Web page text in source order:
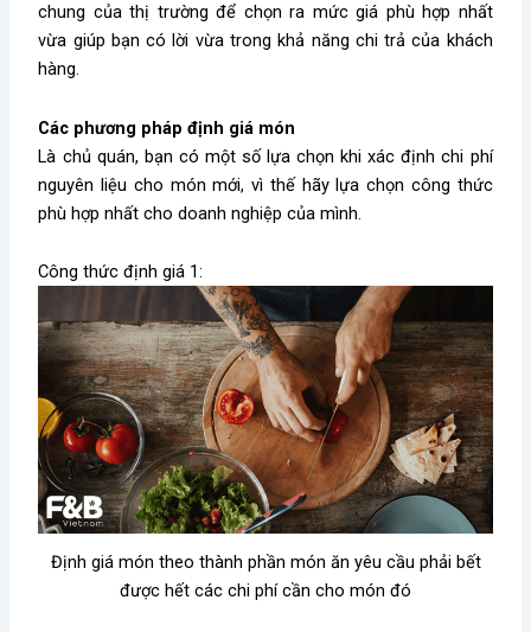
chung của thị trường để chọn ra mức giá phù hợp nhất
vừa giúp bạn có lời vừa trong khả năng chi trả của khách
hàng.
Các phương pháp định giá món
Là chủ quán, bạn có một số lựa chọn khi xác định chi phí
nguyên liệu cho món mới, vì thế hãy lựa chọn công thức
phù hợp nhất cho doanh nghiệp của mình.
Công thức định giá 1:
Định giá món theo thành phần món ăn yêu cầu phải bết
được hết các chi phí cần cho món đó